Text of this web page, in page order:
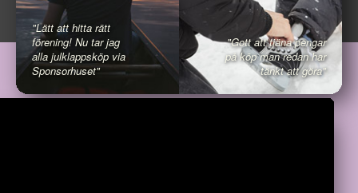
"Lätt att hitta rätt
förening! Nu tar jag
alla julklappsköp via
Sponsorhuset"
"Gott att tjäna pengar
på köp man redan har
tänkt att göra"